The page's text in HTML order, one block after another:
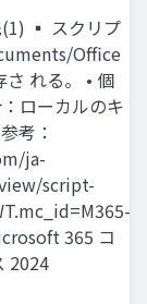
▪ スクリプ
Office
れる。 • 個
ローカルのキ
考：
ja-
script-
365 コ
2024